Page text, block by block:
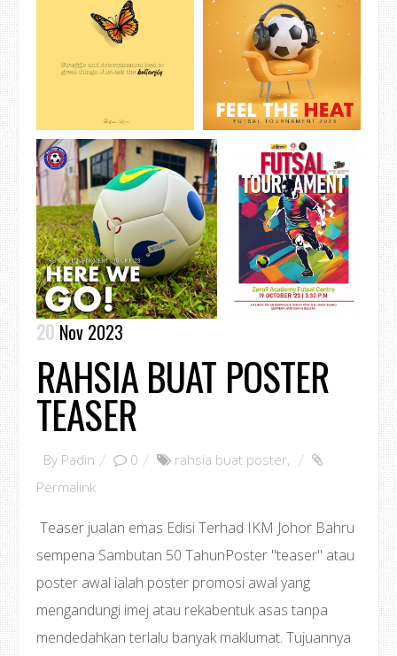
20 Nov 2023
RAHSIA BUAT POSTER
TEASER
By Padin 0 rahsia buat poster,
Permalink
Teaser jualan emas Edisi Terhad IKM Johor Bahru
sempena Sambutan 50 TahunPoster "teaser" atau
poster awal ialah poster promosi awal yang
mengandungi imej atau rekabentuk asas tanpa
mendedahkan terlalu banyak maklumat. Tujuannya